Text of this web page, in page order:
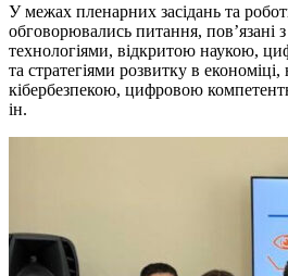
У межах пленарних засідань та
обговорювались питання, пов’язані
технологіями, відкритою наукою,
та стратегіями розвитку в економіці,
кібербезпекою, цифровою
ін.